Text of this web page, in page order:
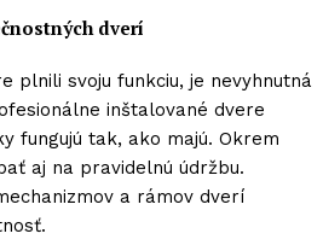
dverí
plnili svoju funkciu, je nevyhnutná
inštalované dvere
fungujú tak, ako majú. Okrem
aj na pravidelnú údržbu.
a rámov dverí